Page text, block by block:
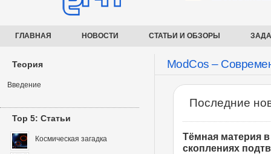
ГЛАВНАЯ НОВОСТИ СТАТЬИ И ОБЗОРЫ
ModCos –
Последние
Тёмная материя в
скоплениях
Теория
Введение
Top 5: Статьи
Космическая загадка